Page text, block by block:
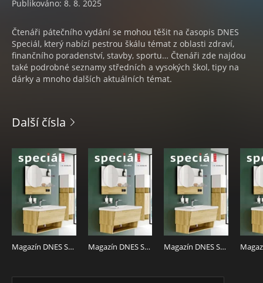
Publikováno: 8. 8. 2025
Čtenáři pátečního vydání se mohou těšit na časopis DNES
Speciál, který nabízí pestrou škálu témat z oblasti zdraví,
finančního poradenství, stavby, sportu… Čtenáři zde najdou
také podrobné seznamy středních a vysokých škol, tipy na
dárky a mnoho dalších aktuálních témat.
Další čísla
Magazín DNES SPECIÁL Severní Čechy - 7.8.2026 Magazín DNES SPECIÁL Střední Čechy - 7.8.2026 Magazín DNES SPECIÁL Pardubický - 7.8.2026